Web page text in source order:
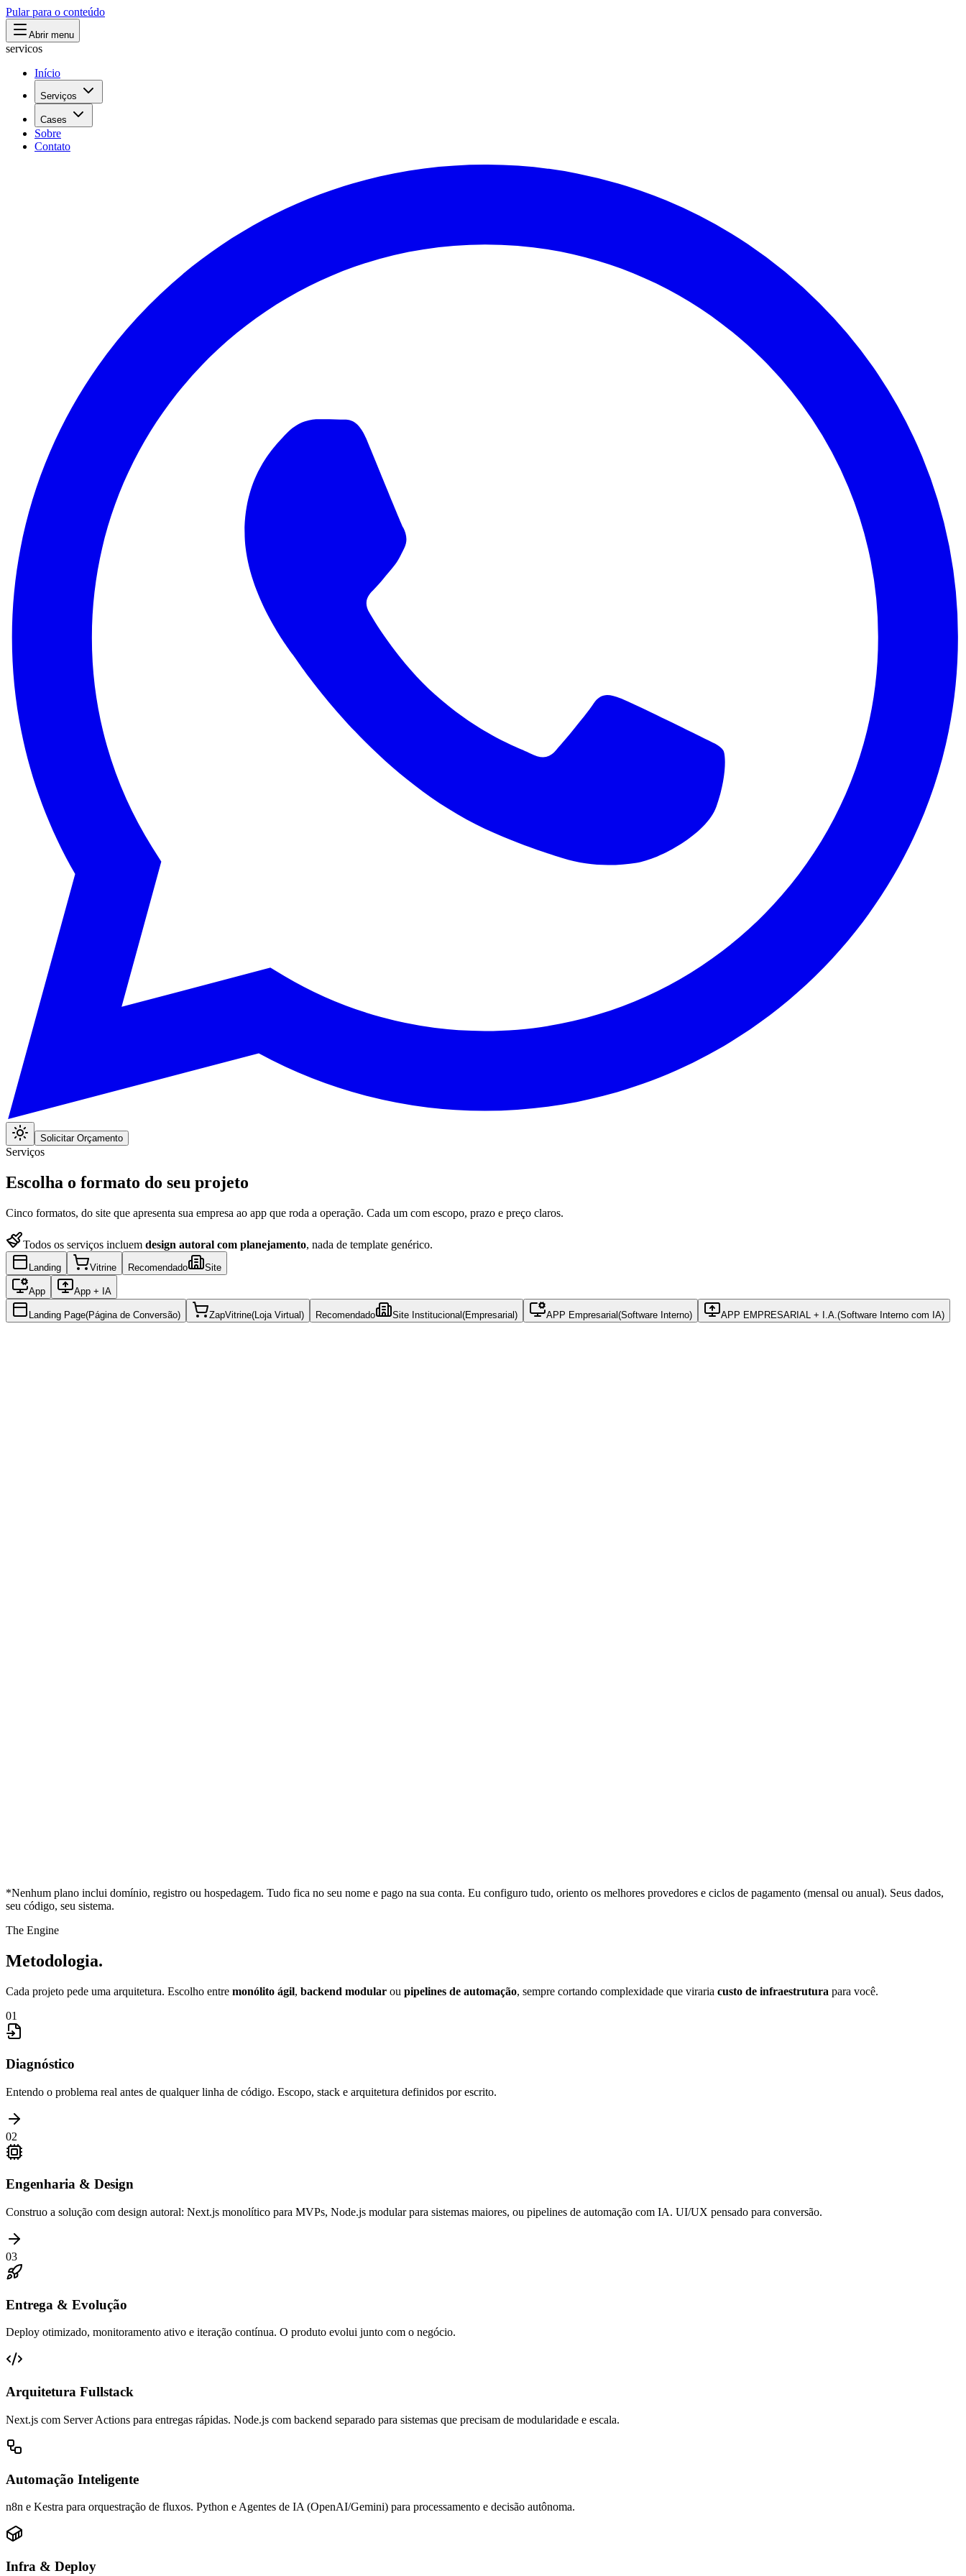
Pular para o conteúdo
Abrir menu
servicos
Início
Serviços
Cases
Sobre
Contato
Solicitar Orçamento
Serviços
Escolha o formato do seu projeto
Cinco formatos, do site que apresenta sua empresa ao app que roda a operação. Cada um com escopo, prazo e preço claros.
Todos os serviços incluem design autoral com planejamento, nada de template genérico.
Landing Vitrine Recomendado Site
App App + IA
Landing Page(Página de Conversão) ZapVitrine( Loja Virtual) Recomendado Site Institucional (Empresarial) APP Empresarial (Software Interno) APP EMPRESARIAL + I.A. (Software Interno com IA)
*Nenhum plano inclui domínio, registro ou hospedagem. Tudo fica no seu nome e pago na sua conta. Eu configuro tudo, oriento os melhores provedores e ciclos de pagamento (mensal ou anual). Seus dados,
seu código, seu sistema.
The Engine
Metodologia.
Cada projeto pede uma arquitetura. Escolho entre monólito ágil, backend modular ou pipelines de automação, sempre cortando complexidade que viraria custo de infraestrutura para você.
01
Diagnóstico
Entendo o problema real antes de qualquer linha de código. Escopo, stack e arquitetura definidos por escrito.
02
Engenharia & Design
Construo a solução com design autoral: Next.js monolítico para MVPs, Node.js modular para sistemas maiores, ou pipelines de automação com IA. UI/UX pensado para conversão.
03
Entrega & Evolução
Deploy otimizado, monitoramento ativo e iteração contínua. O produto evolui junto com o negócio.
Arquitetura Fullstack
Next.js com Server Actions para entregas rápidas. Node.js com backend separado para sistemas que precisam de modularidade e escala.
Automação Inteligente
n8n e Kestra para orquestração de fluxos. Python e Agentes de IA (OpenAI/Gemini) para processamento e decisão autônoma.
Infra & Deploy